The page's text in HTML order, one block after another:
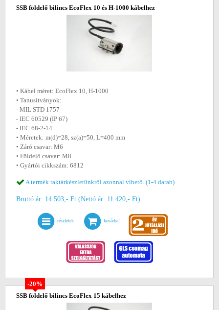
SSB földelő bilincs EcoFlex 10 és H-1000 kábelhez
• Kábel méret: EcoFlex 10, H-1000
• Tanusítványok:
- MIL STD 1757
- IEC 60529 (IP 67)
- IEC 68-2-14
• Méretek: m(d)=28, sz(a)=50, L=400 mm
• Záró csavar: M6
• Földelő csavar: M8
• Gyártói cikkszám: 6812
A termék raktárkészletünkről azonnal vihető. (1-4 darab)
Bruttó ár: 14.503,- Ft (Nettó ár: 11.420,- Ft)
részletek kosárba!
SSB földelő bilincs EcoFlex 15 kábelhez
-20%